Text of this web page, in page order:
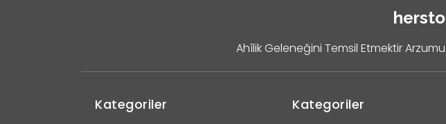
Ahîlik Geleneğini Temsil Etmektir
Kategoriler Kategoriler